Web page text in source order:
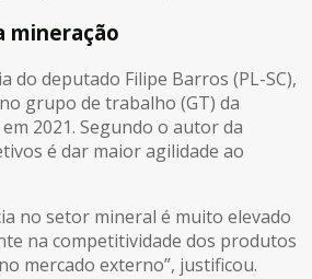
mineração
do deputado Filipe Barros (PL-SC),
grupo de trabalho (GT) da
2021. Segundo o autor da
é dar maior agilidade ao
no setor mineral é muito elevado
na competitividade dos produtos
mercado externo”, justificou.